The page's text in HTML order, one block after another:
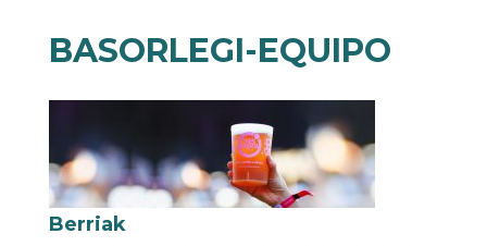
BASORLEGI-EQUIPO
Berriak